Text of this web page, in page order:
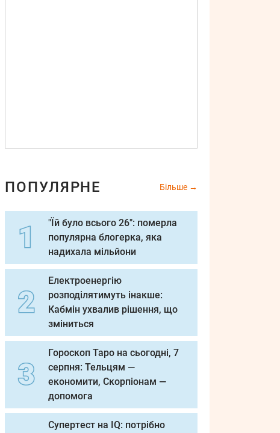
ПОПУЛЯРНЕ Більше
"Їй було всього 26": померла
популярна блогерка, яка
надихала мільйони
Електроенергію
розподілятимуть інакше:
Кабмін ухвалив рішення, що
зміниться
Гороскоп Таро на сьогодні, 7
серпня: Тельцям —
економити, Скорпіонам —
допомога
Супертест на IQ: потрібно